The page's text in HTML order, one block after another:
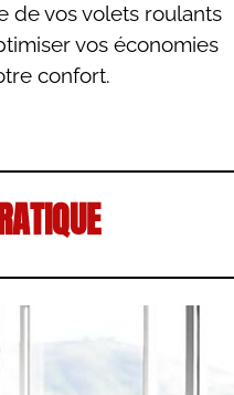
de vos volets roulants
vos économies
confort.